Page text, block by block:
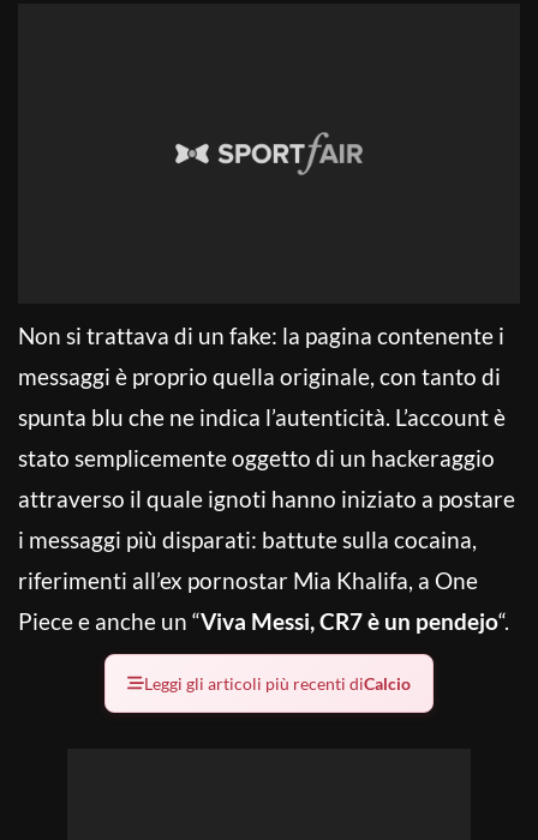
Non si trattava di un fake: la pagina contenente i
messaggi è proprio quella originale, con tanto di
spunta blu che ne indica l’autenticità. L’account è
stato semplicemente oggetto di un hackeraggio
attraverso il quale ignoti hanno iniziato a postare
i messaggi più disparati: battute sulla cocaina,
riferimenti all’ex pornostar Mia Khalifa, a One
Piece e anche un “Viva Messi, CR7 è un pendejo“.
Leggi gli articoli più recenti diCalcio